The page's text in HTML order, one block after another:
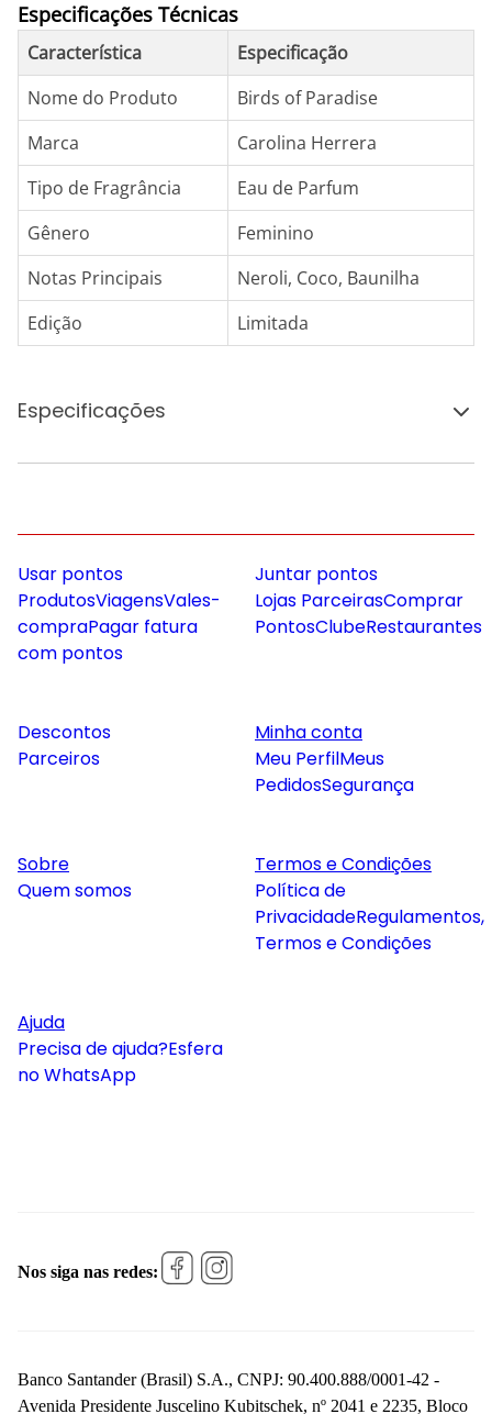
Especificações Técnicas
Característica
Especificação
Nome do Produto
Birds of Paradise
Marca
Carolina Herrera
Tipo de Fragrância
Eau de Parfum
Gênero
Feminino
Notas Principais
Neroli, Coco, Baunilha
Edição
Limitada
Especificações
Usar pontos
ProdutosViagensVales-
compraPagar fatura
com pontos
Juntar pontos
Lojas ParceirasComprar
PontosClubeRestaurantes
Descontos
Parceiros
Minha conta
Meu PerfilMeus
PedidosSegurança
Sobre
Quem somos
Termos e Condições
Política de
PrivacidadeRegulamentos,
Termos e Condições
Ajuda
Precisa de ajuda?Esfera
no WhatsApp
Nos siga nas redes:
Banco Santander (Brasil) S.A., CNPJ: 90.400.888/0001-42 -
Avenida Presidente Juscelino Kubitschek, nº 2041 e 2235, Bloco